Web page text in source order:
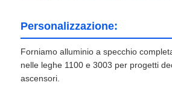
Personalizzazione:
Forniamo alluminio a specchio
nelle leghe 1100 e 3003 per progetti
ascensori.